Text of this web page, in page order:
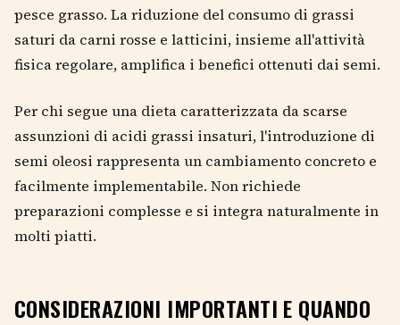
pesce grasso. La riduzione del consumo di grassi
saturi da carni rosse e latticini, insieme all'attività
fisica regolare, amplifica i benefici ottenuti dai semi.
Per chi segue una dieta caratterizzata da scarse
assunzioni di acidi grassi insaturi, l'introduzione di
semi oleosi rappresenta un cambiamento concreto e
facilmente implementabile. Non richiede
preparazioni complesse e si integra naturalmente in
molti piatti.
CONSIDERAZIONI IMPORTANTI E QUANDO